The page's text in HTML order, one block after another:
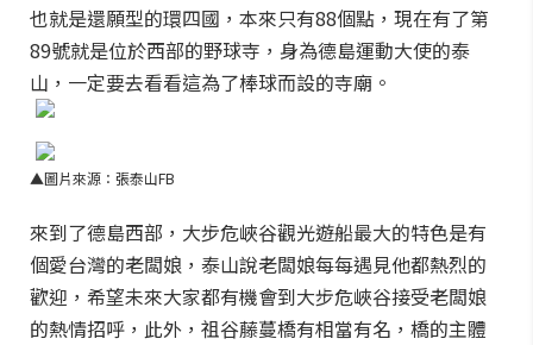
也就是還願型的環四國，本來只有88個點，現在有了第
89號就是位於西部的野球寺，身為德島運動大使的泰
山，一定要去看看這為了棒球而設的寺廟。
▲圖片來源：張泰山FB
來到了德島西部，大步危峽谷觀光遊船最大的特色是有
個愛台灣的老闆娘，泰山說老闆娘每每遇見他都熱烈的
歡迎，希望未來大家都有機會到大步危峽谷接受老闆娘
的熱情招呼，此外，祖谷藤蔓橋有相當有名，橋的主體